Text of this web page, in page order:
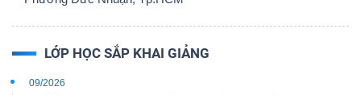
LỚP HỌC SẮP KHAI GIẢNG
09/2026